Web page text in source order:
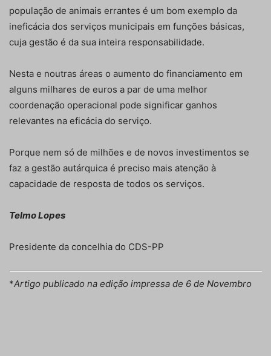
população de animais errantes é um bom exemplo da
ineficácia dos serviços municipais em funções básicas,
cuja gestão é da sua inteira responsabilidade.
Nesta e noutras áreas o aumento do financiamento em
alguns milhares de euros a par de uma melhor
coordenação operacional pode significar ganhos
relevantes na eficácia do serviço.
Porque nem só de milhões e de novos investimentos se
faz a gestão autárquica é preciso mais atenção à
capacidade de resposta de todos os serviços.
Telmo Lopes
Presidente da concelhia do CDS-PP
*Artigo publicado na edição impressa de 6 de Novembro